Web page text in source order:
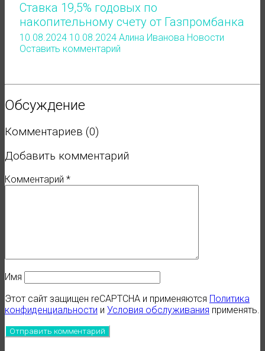
Ставка 19,5% годовых по
накопительному счету от Газпромбанка
10.08.2024 10.08.2024 Алина Иванова Новости
Оставить комментарий
Обсуждение
Комментариев (0)
Добавить комментарий
Комментарий *
Имя
Этот сайт защищен reCAPTCHA и применяются Политика
конфиденциальности и Условия обслуживания применять.